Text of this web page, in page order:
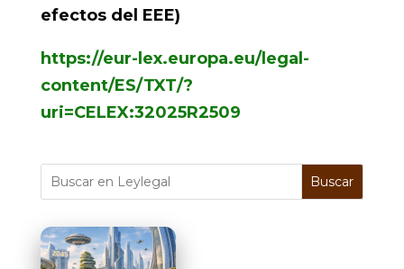
efectos del EEE)
https://eur-lex.europa.eu/legal-
content/ES/TXT/?
uri=CELEX:32025R2509
Buscar